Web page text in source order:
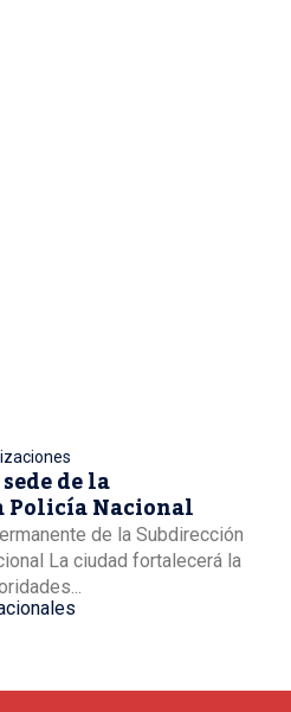
de la
Policía Nacional
de la Subdirección
La ciudad fortalecerá la